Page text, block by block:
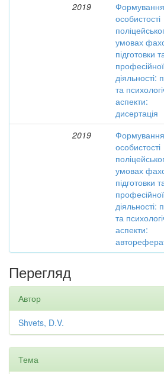
2019
Формування
особистості
умовах
підготовки
професійної
діяльності:
та
аспекти:
дисертація
2019
Формування
особистості
умовах
підготовки
професійної
діяльності:
та
аспекти:
Перегляд
Автор
Shvets, D.V.
Тема